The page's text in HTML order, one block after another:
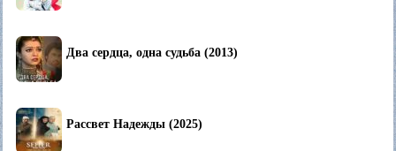
Два сердца, одна судьба (2013)
Рассвет Надежды (2025)